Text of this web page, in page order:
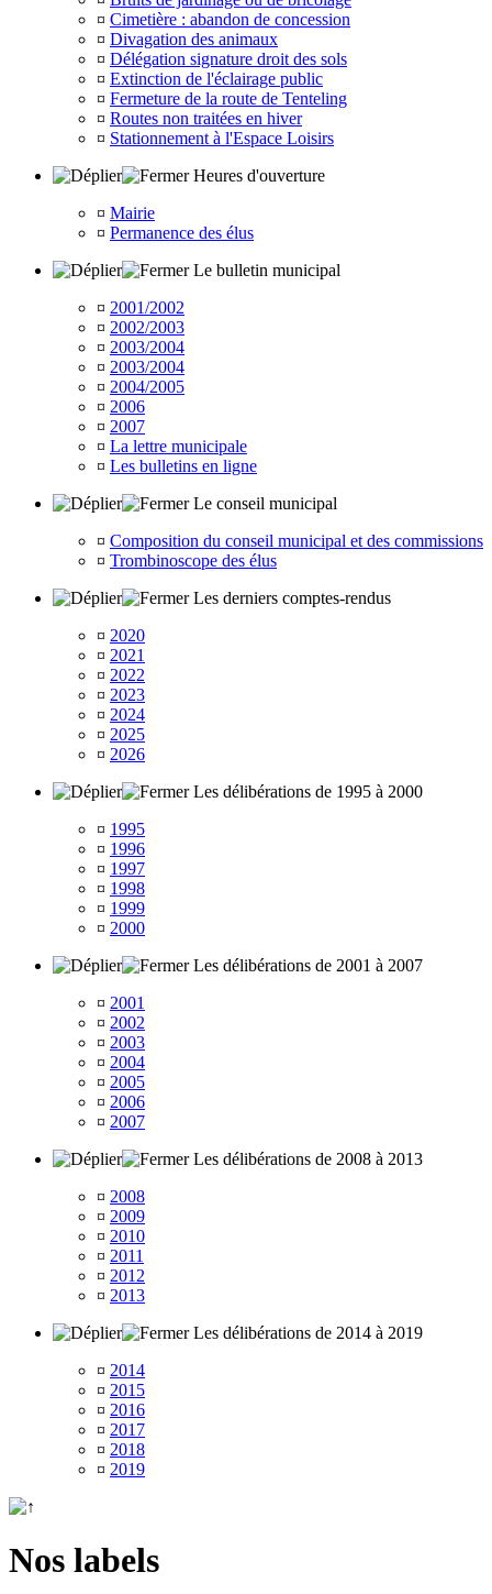
¤ Cimetière : abandon de concession
¤ Divagation des animaux
¤ Délégation signature droit des sols
¤ Extinction de l'éclairage public
¤ Fermeture de la route de Tenteling
¤ Routes non traitées en hiver
¤ Stationnement à l'Espace Loisirs
Heures d'ouverture
¤ Mairie
¤ Permanence des élus
Le bulletin municipal
¤ 2001/2002
¤ 2002/2003
¤ 2003/2004
¤ 2003/2004
¤ 2004/2005
¤ 2006
¤ 2007
¤ La lettre municipale
¤ Les bulletins en ligne
Le conseil municipal
¤ Composition du conseil municipal et des commissions
¤ Trombinoscope des élus
Les derniers comptes-rendus
¤ 2020
¤ 2021
¤ 2022
¤ 2023
¤ 2024
¤ 2025
¤ 2026
Les délibérations de 1995 à 2000
¤ 1995
¤ 1996
¤ 1997
¤ 1998
¤ 1999
¤ 2000
Les délibérations de 2001 à 2007
¤ 2001
¤ 2002
¤ 2003
¤ 2004
¤ 2005
¤ 2006
¤ 2007
Les délibérations de 2008 à 2013
¤ 2008
¤ 2009
¤ 2010
¤ 2011
¤ 2012
¤ 2013
Les délibérations de 2014 à 2019
¤ 2014
¤ 2015
¤ 2016
¤ 2017
¤ 2018
¤ 2019
Nos labels